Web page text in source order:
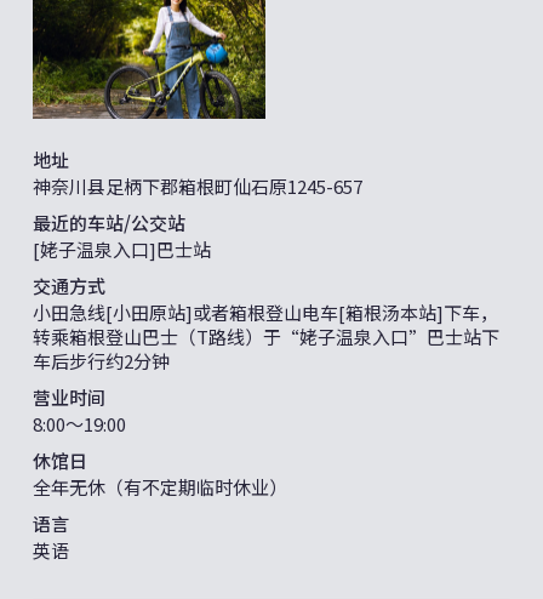
地址
神奈川县足柄下郡箱根町仙石原1245-657
最近的车站/公交站
[姥子温泉入口]巴士站
交通方式
小田急线[小田原站]或者箱根登山电车[箱根汤本站]下车，
转乘箱根登山巴士（T路线）于“姥子温泉入口”巴士站下
车后步行约2分钟
营业时间
8:00～19:00
休馆日
全年无休（有不定期临时休业）
语言
英语